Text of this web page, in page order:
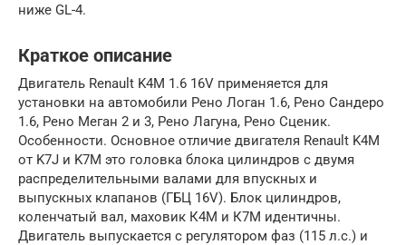
ниже GL-4.
Краткое описание
Двигатель Renault K4M 1.6 16V применяется для
установки на автомобили Рено Логан 1.6, Рено Сандеро
1.6, Рено Меган 2 и 3, Рено Лагуна, Рено Сценик.
Особенности. Основное отличие двигателя Renault K4M
от K7J и K7M это головка блока цилиндров с двумя
распределительными валами для впускных и
выпускных клапанов (ГБЦ 16V). Блок цилиндров,
коленчатый вал, маховик К4М и К7М идентичны.
Двигатель выпускается с регулятором фаз (115 л.с.) и